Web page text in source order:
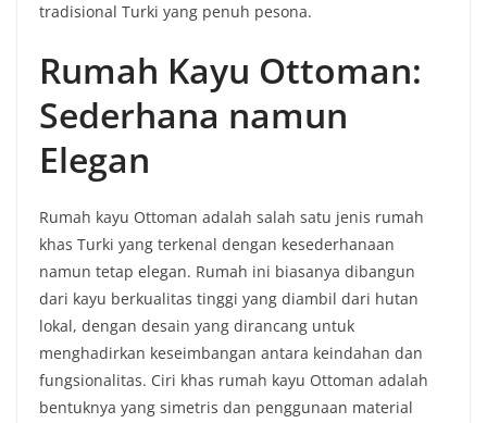
tradisional Turki yang penuh pesona.
Rumah Kayu Ottoman:
Sederhana namun
Elegan
Rumah kayu Ottoman adalah salah satu jenis rumah
khas Turki yang terkenal dengan kesederhanaan
namun tetap elegan. Rumah ini biasanya dibangun
dari kayu berkualitas tinggi yang diambil dari hutan
lokal, dengan desain yang dirancang untuk
menghadirkan keseimbangan antara keindahan dan
fungsionalitas. Ciri khas rumah kayu Ottoman adalah
bentuknya yang simetris dan penggunaan material